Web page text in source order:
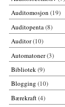
Auditomosjon (19)
Auditopenta(8)
Auditor(10)
Automatoner(3)
Bibliotek(9)
Blogging (10)
Bærekraft(4)